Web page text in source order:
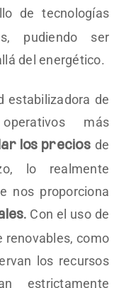
de tecnologías
pudiendo ser
del energético.
estabilizadora de
más
los preciosde
lo realmente
nos proporciona
Con el uso de
renovables, como
los recursos
estrictamente